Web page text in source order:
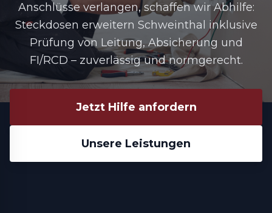
Anschlüsse verlangen, schaffen wir Abhilfe:
Steckdosen erweitern Schweinthal inklusive
Prüfung von Leitung, Absicherung und
FI/RCD – zuverlässig und normgerecht.
Jetzt Hilfe anfordern
Unsere Leistungen